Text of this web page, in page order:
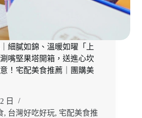
細膩如錦、溫暖如曜「上
嘴堅果塔開箱，送進心坎
！宅配美食推薦｜團購美
日
, 台灣好吃好玩, 宅配美食推